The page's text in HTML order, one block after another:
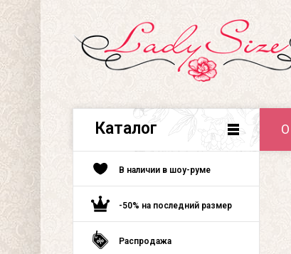
Каталог
В наличии в шоу-руме
-50% на последний размер
Распродажа